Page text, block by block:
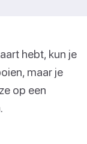
hebt, kun je
maar je
op een